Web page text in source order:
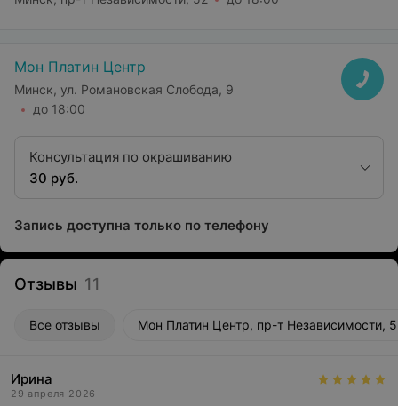
Мон Платин Центр
Минск, ул. Романовская Слобода, 9
до 18:00
Консультация по окрашиванию
30 руб.
Запись доступна только по телефону
Отзывы 11
Все отзывы Мон Платин Центр, пр-т Независимости,
Ирина
29 апреля 2026